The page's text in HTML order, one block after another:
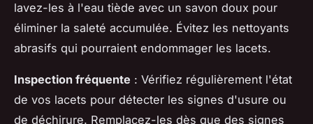
lavez-les à l'eau tiède avec un savon doux pour
éliminer la saleté accumulée. Évitez les nettoyants
abrasifs qui pourraient endommager les lacets.
Inspection fréquente : Vérifiez régulièrement l'état
de vos lacets pour détecter les signes d'usure ou
de déchirure. Remplacez-les dès que des signes